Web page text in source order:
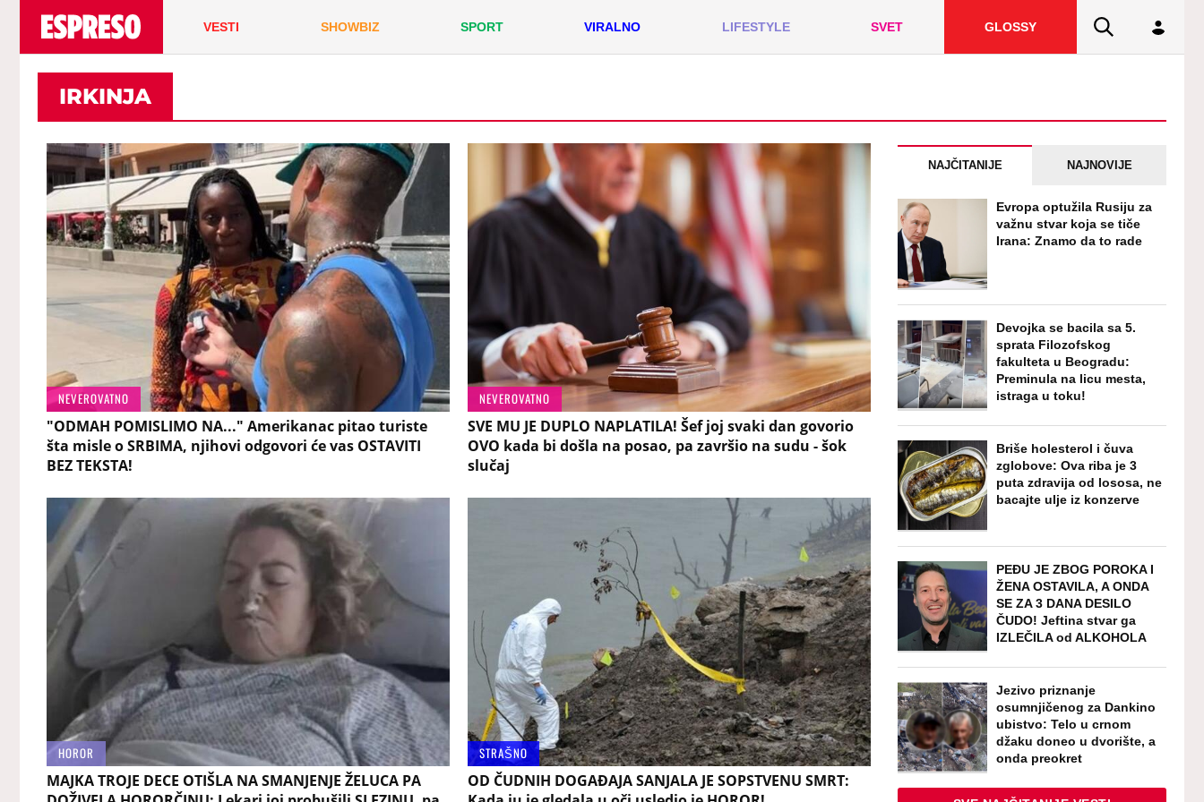
VESTI SHOWBIZ SPORT VIRALNO LIFESTYLE SVET GLOSSY
IRKINJA
NEVEROVATNO
"ODMAH POMISLIMO NA..." Amerikanac pitao turiste
šta misle o SRBIMA, njihovi odgovori će vas OSTAVITI
BEZ TEKSTA!
NEVEROVATNO
SVE MU JE DUPLO NAPLATILA! Šef joj svaki dan govorio
OVO kada bi došla na posao, pa završio na sudu - šok
slučaj
HOROR
MAJKA TROJE DECE OTIŠLA NA SMANJENJE ŽELUCA PA
STRAŠNO
OD ČUDNIH DOGAĐAJA SANJALA JE SOPSTVENU SMRT:
NAJČITANIJE NAJNOVIJE
Evropa optužila Rusiju za
važnu stvar koja se tiče
Irana: Znamo da to rade
Devojka se bacila sa 5.
sprata Filozofskog
fakulteta u Beogradu:
Preminula na licu mesta,
istraga u toku!
Briše holesterol i čuva
zglobove: Ova riba je 3
puta zdravija od lososa, ne
bacajte ulje iz konzerve
PEĐU JE ZBOG POROKA I
ŽENA OSTAVILA, A ONDA
SE ZA 3 DANA DESILO
ČUDO! Jeftina stvar ga
IZLEČILA od ALKOHOLA
Jezivo priznanje
osumnjičenog za Dankino
ubistvo: Telo u crnom
džaku doneo u dvorište, a
onda preokret